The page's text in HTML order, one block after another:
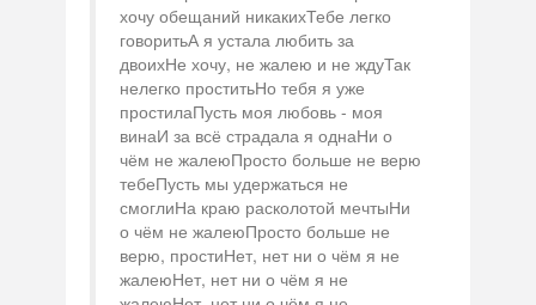
хочу обещаний никакихТебе легко
говоритьА я устала любить за
двоихНе хочу, не жалею и не ждуТак
нелегко проститьНо тебя я уже
простилаПусть моя любовь - моя
винаИ за всё страдала я однаНи о
чём не жалеюПросто больше не верю
тебеПусть мы удержаться не
смоглиНа краю расколотой мечтыНи
о чём не жалеюПросто больше не
верю, простиНет, нет ни о чём я не
жалеюНет, нет ни о чём я не